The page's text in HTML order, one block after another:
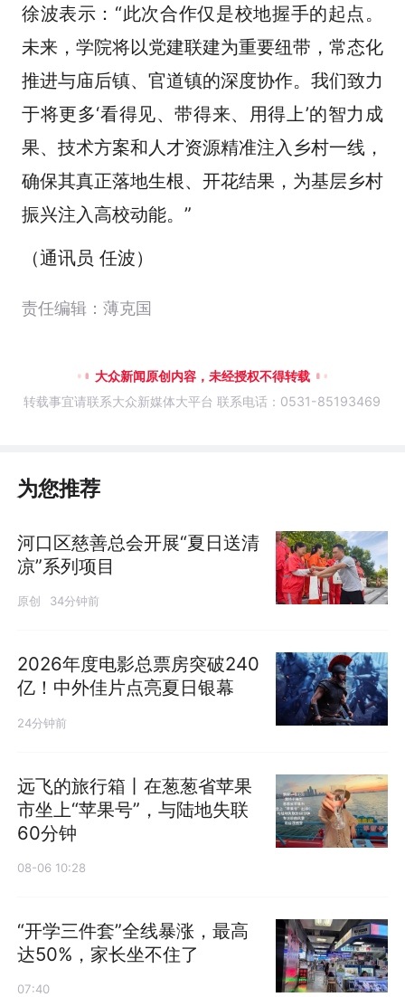
徐波表示：“此次合作仅是校地握手的起点。
未来，学院将以党建联建为重要纽带，常态化
推进与庙后镇、官道镇的深度协作。我们致力
于将更多‘看得见、带得来、用得上’的智力成
果、技术方案和人才资源精准注入乡村一线，
确保其真正落地生根、开花结果，为基层乡村
振兴注入高校动能。”
（通讯员 任波）
责任编辑：薄克国
大众新闻原创内容，未经授权不得转载
转载事宜请联系大众新媒体大平台 联系电话：0531-85193469
为您推荐
河口区慈善总会开展“夏日送清
凉”系列项目
原创 34分钟前
2026年度电影总票房突破240
亿！中外佳片点亮夏日银幕
24分钟前
远飞的旅行箱丨在葱葱省苹果
市坐上“苹果号”，与陆地失联
60分钟
08-06 10:28
“开学三件套”全线暴涨，最高
达50%，家长坐不住了
07:40